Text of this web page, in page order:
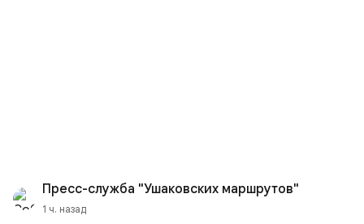
Пресс-служба "Ушаковских маршрутов"
1 ч. назад